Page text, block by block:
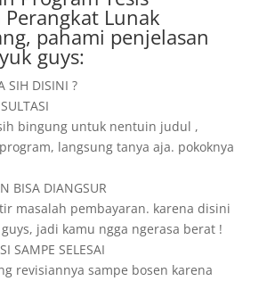
Perangkat Lunak
pahami penjelasan
guys:
SIH DISINI ?
bingung untuk nentuin judul ,
langsung tanya aja. pokoknya
BISA DIANGSUR
masalah pembayaran. karena disini
guys, jadi kamu ngga ngerasa berat !
SAMPE SELESAI
revisiannya sampe bosen karena